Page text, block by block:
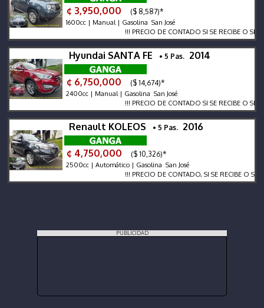
¢ 3,950,000 ($ 8,587)*
1600cc | Manual | Gasolina San José
!!! PRECIO DE CONTADO SI SE RECIBE O SE
Hyundai SANTA FE • 5 Pas. 2014
¢ 6,750,000 ($ 14,674)*
2400cc | Manual | Gasolina San José
!!! PRECIO DE CONTADO SI SE RECIBE O SE
Renault KOLEOS • 5 Pas. 2016
¢ 4,750,000 ($ 10,326)*
2500cc | Automático | Gasolina San José
!!! PRECIO DE CONTADO, SI SE RECIBE O SE
PUBLICIDAD